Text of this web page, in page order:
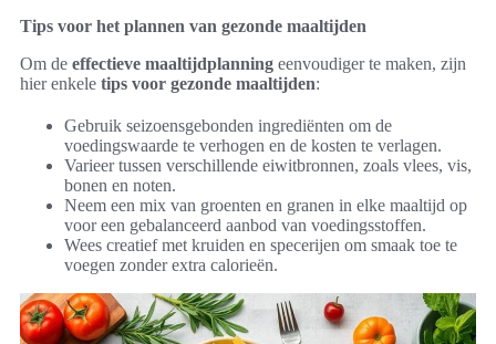
Tips voor het plannen van gezonde maaltijden
Om de effectieve maaltijdplanning eenvoudiger te maken, zijn
hier enkele tips voor gezonde maaltijden:
Gebruik seizoensgebonden ingrediënten om de
voedingswaarde te verhogen en de kosten te verlagen.
Varieer tussen verschillende eiwitbronnen, zoals vlees, vis,
bonen en noten.
Neem een mix van groenten en granen in elke maaltijd op
voor een gebalanceerd aanbod van voedingsstoffen.
Wees creatief met kruiden en specerijen om smaak toe te
voegen zonder extra calorieën.